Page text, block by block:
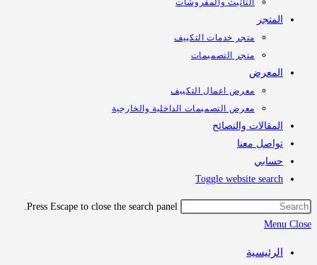
التأثيث والمفروشات
متجر خدمات التكييف
متجر التصميمات
معرض اعمال التكييف
معرض التصميمات الداخلية والخارجية
والنصائح
معنا
Toggle website
Press Escape to close the search panel.